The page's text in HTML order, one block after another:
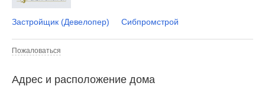
Застройщик (Девелопер) Сибпромстрой
Пожаловаться
Адрес и расположение дома